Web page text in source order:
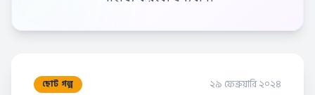
ছোট গল্প ২৯ ফেব্রুয়ারি ২০২৪